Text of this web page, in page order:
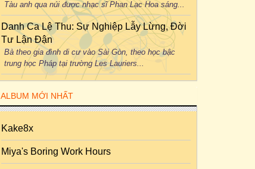
Tàu anh qua núi được nhạc sĩ Phan Lạc Hoa sáng...
Danh Ca Lệ Thu: Sự Nghiệp Lẫy Lừng, Đời
Tư Lận Đận
Bà theo gia đình di cư vào Sài Gòn, theo học bậc
trung học Pháp tại trường Les Lauriers...
ALBUM MỚI NHẤT
Kake8x
Miya's Boring Work Hours